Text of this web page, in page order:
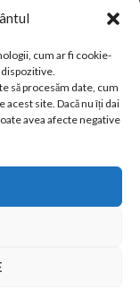
cum ar fi cookie-
să procesăm date, cum
site. Dacă nu îți dai
avea afecte negative
2025
ora în 2026
Pass
uri (UE)
uri (ZA)
cookie-uri (BR)